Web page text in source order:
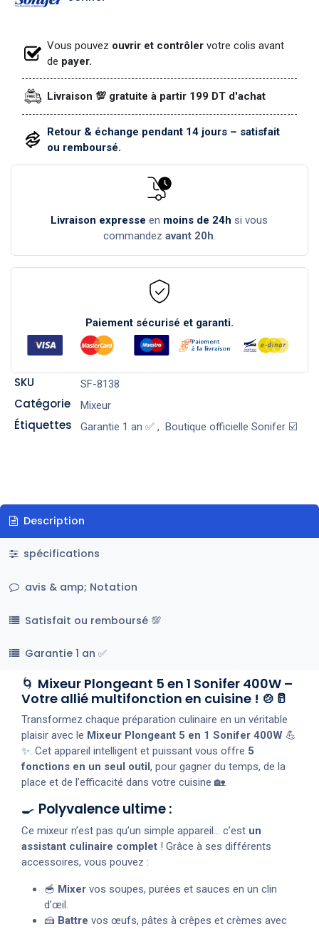
Vous pouvez ouvrir et contrôler votre colis avant
de payer.
Livraison 💯 gratuite à partir 199 DT d'achat
Retour & échange pendant 14 jours – satisfait
ou remboursé.
Livraison expresse en moins de 24h si vous
commandez avant 20h.
Paiement sécurisé et garanti.
SKU SF-8138
Catégorie Mixeur
Étiquettes Garantie 1 an ✅, Boutique officielle Sonifer ☑️
Description
spécifications
avis & amp; Notation
Satisfait ou remboursé 💯
Garantie 1 an ✅
🌀 Mixeur Plongeant 5 en 1 Sonifer 400W –
Votre allié multifonction en cuisine ! 🍲🥛
Transformez chaque préparation culinaire en un véritable
plaisir avec le Mixeur Plongeant 5 en 1 Sonifer 400W 💪
✨. Cet appareil intelligent et puissant vous offre 5
fonctions en un seul outil, pour gagner du temps, de la
place et de l’efficacité dans votre cuisine 🏡.
🍳 Polyvalence ultime :
Ce mixeur n’est pas qu’un simple appareil… c’est un
assistant culinaire complet ! Grâce à ses différents
accessoires, vous pouvez :
🥣 Mixer vos soupes, purées et sauces en un clin
d’œil.
🍰 Battre vos œufs, pâtes à crêpes et crèmes avec